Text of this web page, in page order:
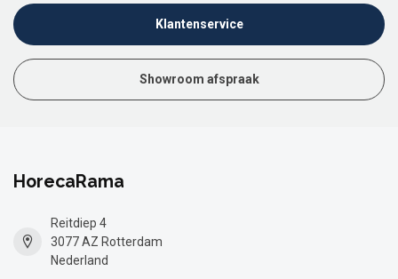
Klantenservice
Showroom afspraak
HorecaRama
Reitdiep 4
3077 AZ Rotterdam
Nederland